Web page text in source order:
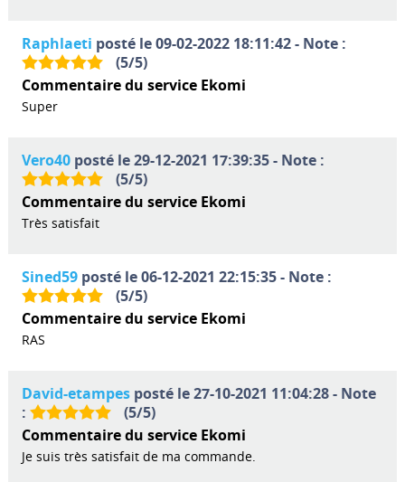
Raphlaeti posté le 09-02-2022 18:11:42 - Note :
(5/5)
Commentaire du service Ekomi
Super
Vero40posté le 29-12-2021 17:39:35 - Note :
(5/5)
Commentaire du service Ekomi
Très satisfait
Sined59posté le 06-12-2021 22:15:35 - Note :
(5/5)
Commentaire du service Ekomi
RAS
David-etampesposté le 27-10-2021 11:04:28 - Note
:
(5/5)
Commentaire du service Ekomi
Je suis très satisfait de ma commande.